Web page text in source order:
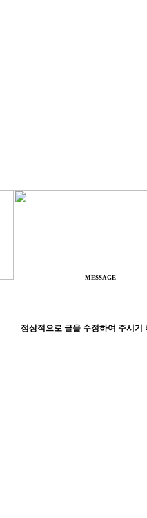
MESSAGE
정상적으로 글을 수정하여 주시기